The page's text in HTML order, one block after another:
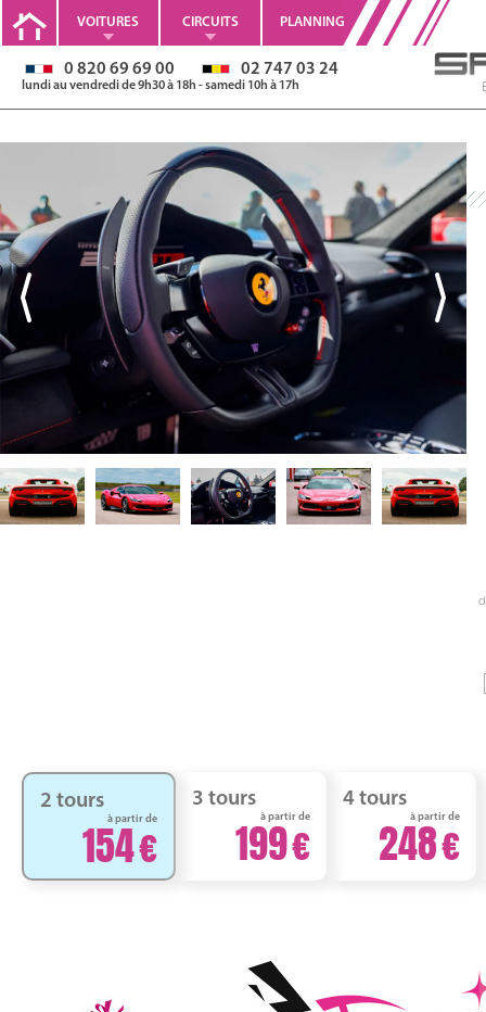
VOITURES CIRCUITS PLANNING
0 820 69 69 00 02 747 03 24
lundi au vendredi de 9h30 à 18h - samedi 10h à 17h
2 tours
à partir de
154
3 tours
à partir de
199
4 tours
à partir de
248